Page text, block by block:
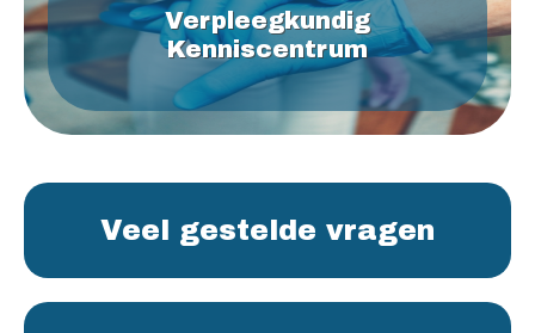
Verpleegkundig
Kenniscentrum
Veel gestelde vragen